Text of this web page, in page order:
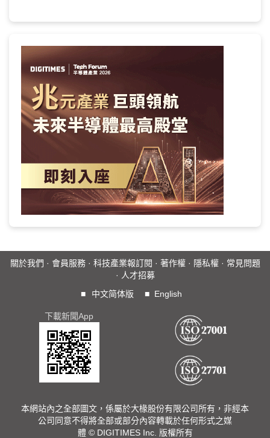
關於我們 · 會員服務· 科技產業報訂閱 · 著作權· 隱私權· 常見問題
· 人才招募
■
中文简体版 ■ English
下載新聞App
本網站內之全部圖文，係屬於大椽股份有限公司所有，非經本
公司同意不得將全部或部分內容轉載於任何形式之媒
體 © DIGITIMES Inc. 版權所有